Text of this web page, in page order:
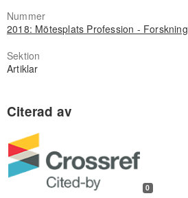
Nummer
2018: Mötesplats Profession - Forskning
Sektion
Artiklar
0